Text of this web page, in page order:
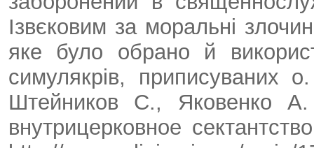
Ізвєковим за моральні
яке було обрано й
симулякрів, приписуваних
Штейников С., Яковенко
внутрицерковное